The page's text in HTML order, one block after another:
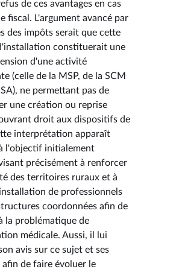
de ces avantages en cas
fiscal. L'argument avancé par
des impôts serait que cette
constituerait une
d'une activité
(celle de la MSP, de la SCM
ne permettant pas de
une création ou reprise
droit aux dispositifs de
interprétation apparaît
l'objectif initialement
précisément à renforcer
des territoires ruraux et à
de professionnels
coordonnées afin de
la problématique de
médicale. Aussi, il lui
avis sur ce sujet et ses
de faire évoluer le